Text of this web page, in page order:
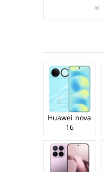
Huawei nova
16